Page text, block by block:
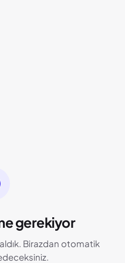
gerekiyor
Birazdan otomatik